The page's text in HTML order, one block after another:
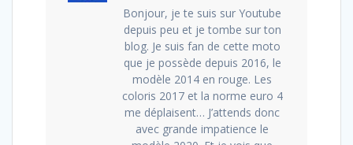
Bonjour, je te suis sur Youtube
depuis peu et je tombe sur ton
blog. Je suis fan de cette moto
que je possède depuis 2016, le
modèle 2014 en rouge. Les
coloris 2017 et la norme euro 4
me déplaisent… J’attends donc
avec grande impatience le